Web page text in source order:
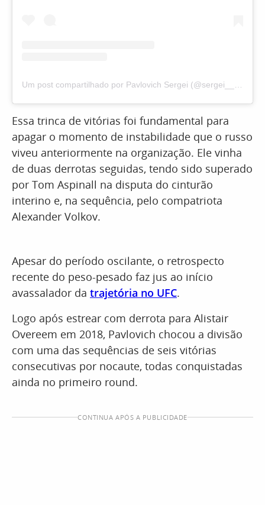
Essa trinca de vitórias foi fundamental para
apagar o momento de instabilidade que o russo
viveu anteriormente na organização. Ele vinha
de duas derrotas seguidas, tendo sido superado
por Tom Aspinall na disputa do cinturão
interino e, na sequência, pelo compatriota
Alexander Volkov.
Apesar do período oscilante, o retrospecto
recente do peso-pesado faz jus ao início
avassalador da trajetória no UFC.
Logo após estrear com derrota para Alistair
Overeem em 2018, Pavlovich chocou a divisão
com uma das sequências de seis vitórias
consecutivas por nocaute, todas conquistadas
ainda no primeiro round.
CONTINUA APÓS A PUBLICIDADE